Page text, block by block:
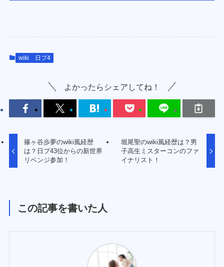
wiki 日プ4
よかったらシェアしてね！
篠ヶ谷歩夢のwiki風経歴
は？日プ43位からの新世界
リベンジ参加！
堀尾聖のwiki風経歴は？男
子高生ミスターコンのファ
イナリスト！
この記事を書いた人